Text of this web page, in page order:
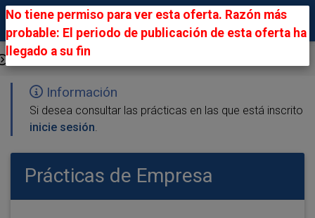
Ofertas Públicas
Información
Si desea consultar las prácticas en las que está inscrito
inicie sesión.
Prácticas de Empresa
No tiene permiso para ver esta oferta. Razón más
probable: El periodo de publicación de esta oferta ha
llegado a su fin